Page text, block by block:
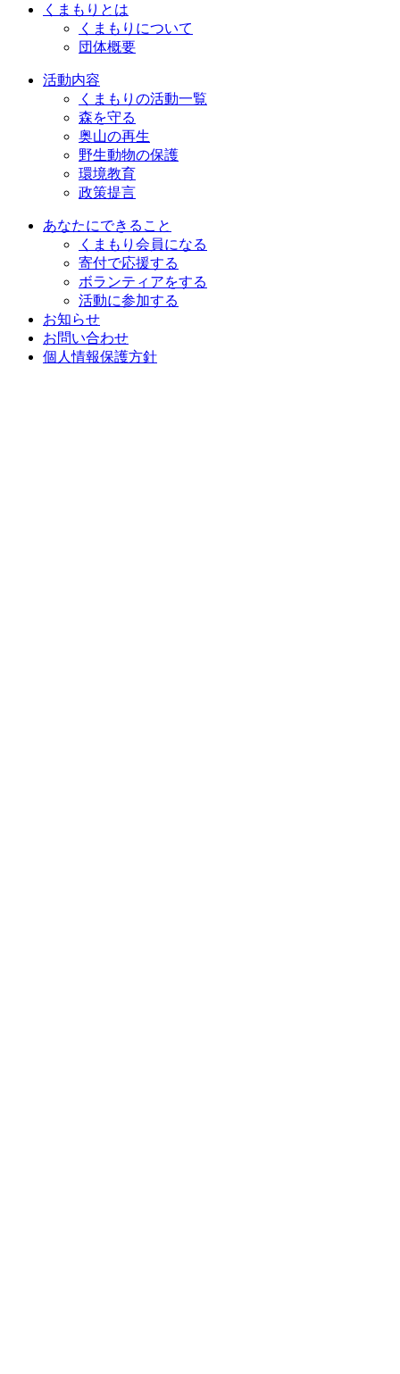
くまもりとは
くまもりについて
団体概要
活動内容
くまもりの活動一覧
森を守る
奥山の再生
野生動物の保護
環境教育
政策提言
あなたにできること
くまもり会員になる
寄付で応援する
ボランティアをする
活動に参加する
お知らせ
お問い合わせ
個人情報保護方針